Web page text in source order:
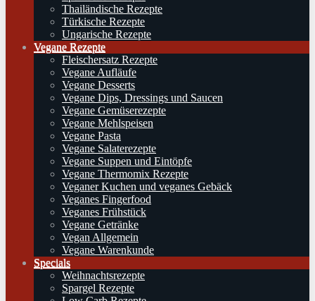
Thailändische Rezepte
Türkische Rezepte
Ungarische Rezepte
Vegane Rezepte
Fleischersatz Rezepte
Vegane Aufläufe
Vegane Desserts
Vegane Dips, Dressings und Saucen
Vegane Gemüserezepte
Vegane Mehlspeisen
Vegane Pasta
Vegane Salaterezepte
Vegane Suppen und Eintöpfe
Vegane Thermomix Rezepte
Veganer Kuchen und veganes Gebäck
Veganes Fingerfood
Veganes Frühstück
Vegane Getränke
Vegan Allgemein
Vegane Warenkunde
Specials
Weihnachtsrezepte
Spargel Rezepte